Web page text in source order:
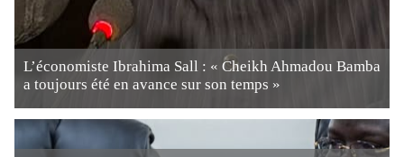
L’économiste Ibrahima Sall : « Cheikh Ahmadou Bamba
a toujours été en avance sur son temps »